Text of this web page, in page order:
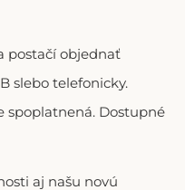
postačí objednať
slebo telefonicky.
spoplatnená. Dostupné
aj našu novú